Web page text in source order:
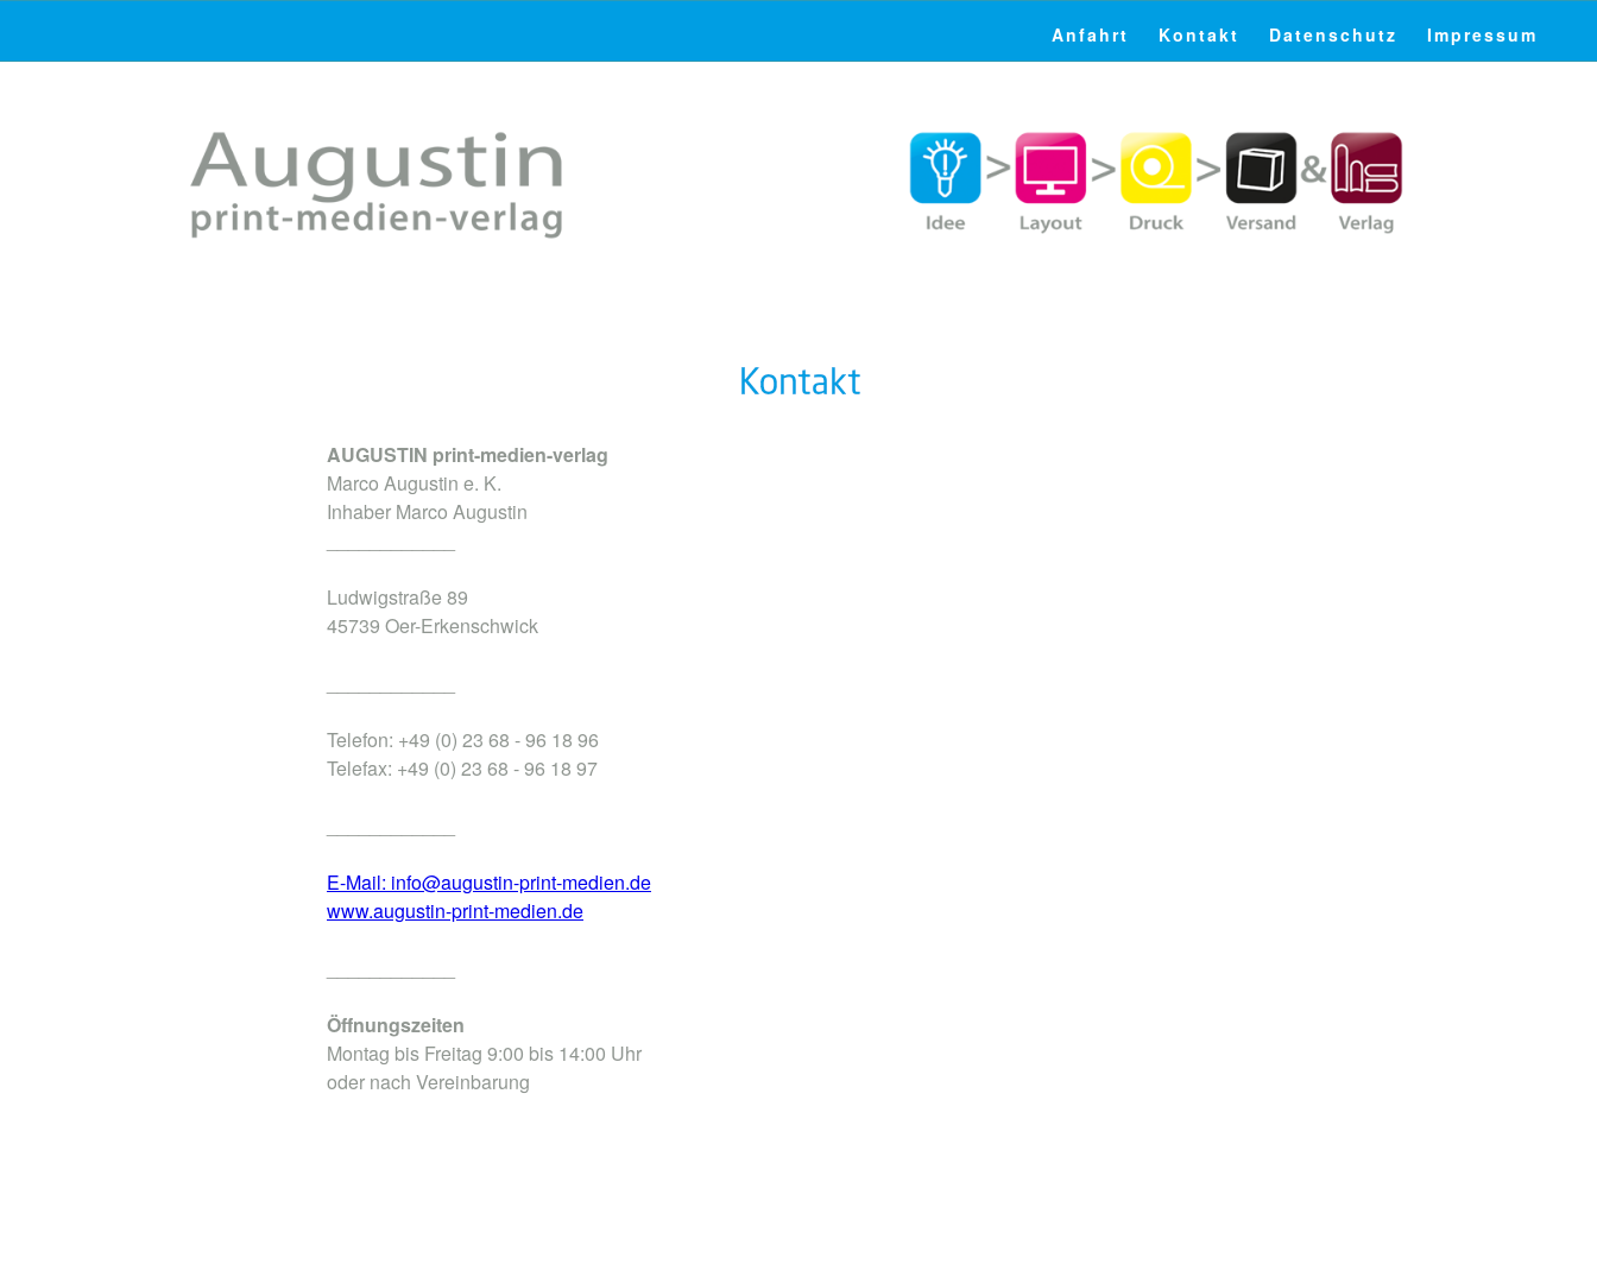
Anfahrt Kontakt Datenschutz Impressum
AUGUSTIN print-medien-verlag
Marco Augustin e. K.
Inhaber Marco Augustin
Ludwigstraße 89
45739 Oer-Erkenschwick
Telefon: +49 (0) 23 68 - 96 18 96
Telefax: +49 (0) 23 68 - 96 18 97
E-Mail: info@augustin-print-medien.de
www.augustin-print-medien.de
Öffnungszeiten
Montag bis Freitag 9:00 bis 14:00 Uhr
oder nach Vereinbarung